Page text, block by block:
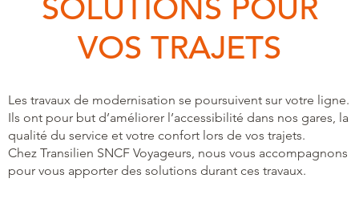
SOLUTIONS POUR
VOS TRAJETS
Les travaux de modernisation se poursuivent sur votre ligne.
Ils ont pour but d’améliorer l’accessibilité dans nos gares, la
qualité du service et votre confort lors de vos trajets.
Chez Transilien SNCF Voyageurs, nous vous accompagnons
pour vous apporter des solutions durant ces travaux.